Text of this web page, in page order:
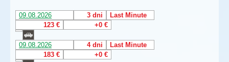
09.08.2026 3 dni
Last Minute
123 €
+0 €
09.08.2026 4 dni
Last Minute
183 €
+0 €